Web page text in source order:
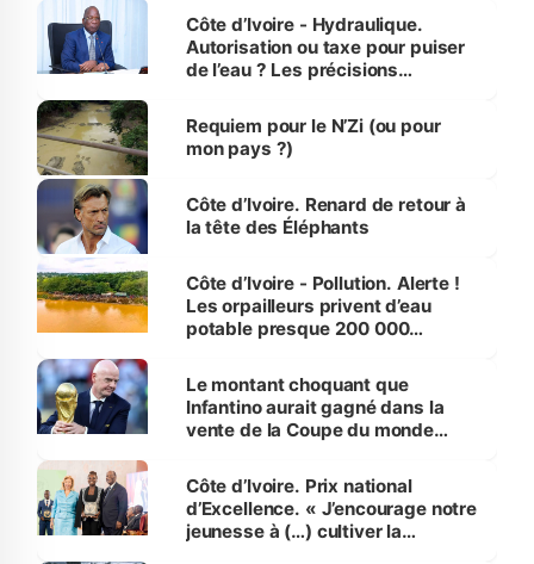
Côte d’Ivoire - Hydraulique.
Autorisation ou taxe pour puiser
de l’eau ? Les précisions
Requiem pour le N’Zi (ou pour
mon pays ?)
Côte d’Ivoire. Renard de retour à
la tête des Éléphants
Côte d’Ivoire - Pollution. Alerte !
Les orpailleurs privent d’eau
potable presque 200 000
Le montant choquant que
Infantino aurait gagné dans la
vente de la Coupe du monde
Côte d’Ivoire. Prix national
d’Excellence. « J’encourage notre
jeunesse à (…) cultiver la